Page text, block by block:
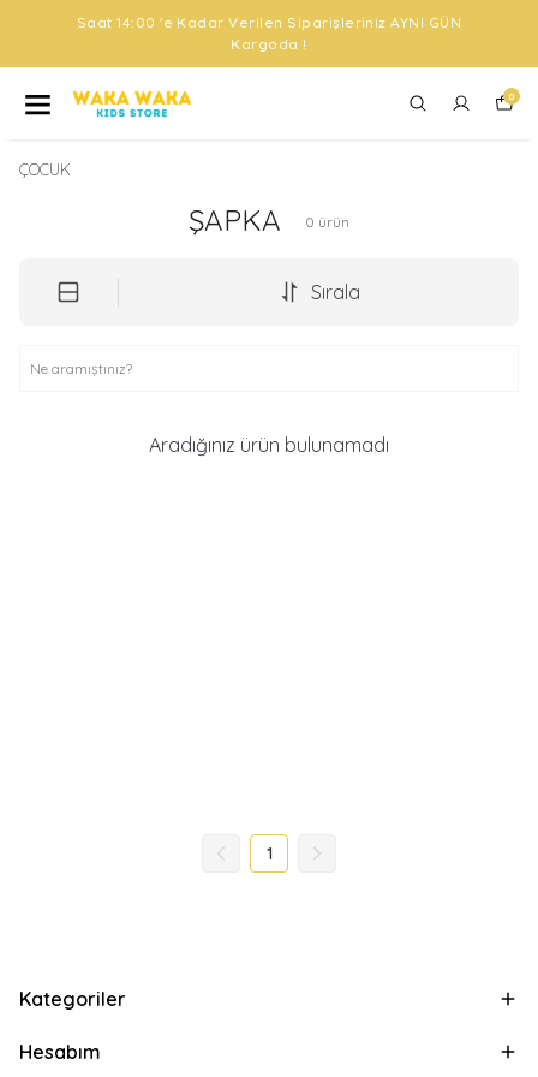
Saat 14:00 'e Kadar Verilen Siparişleriniz AYNI GÜN
Kargoda !
0
ÇOCUK
ŞAPKA 0 ürün
Sırala
Aradığınız ürün bulunamadı
1
Kategoriler
Hesabım